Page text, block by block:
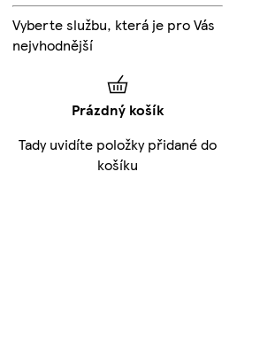
Vyberte službu, která je pro Vás
nejvhodnější
Prázdný košík
Tady uvidíte položky přidané do
košíku